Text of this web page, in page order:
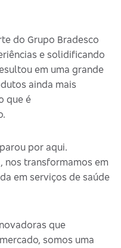
do Grupo Bradesco
e solidificando
em uma grande
ainda mais
que é
por aqui.
nos transformamos em
em serviços de saúde
que
somos uma